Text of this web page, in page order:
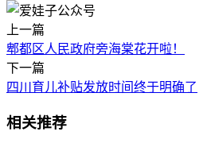
上一篇
郫都区人民政府旁海棠花开啦！
下一篇
四川育儿补贴发放时间终于明确了
相关推荐